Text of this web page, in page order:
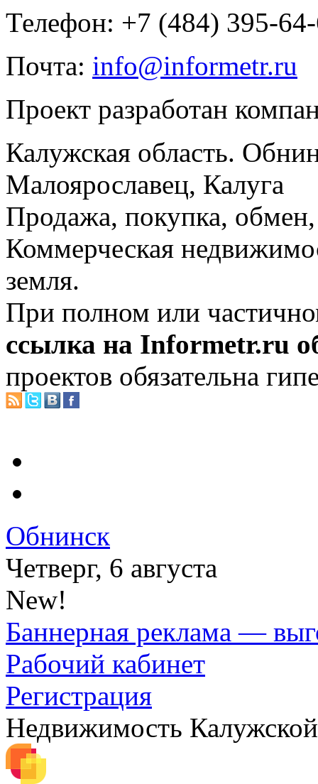
Телефон: +7 (484) 395-
Почта: info@informetr.ru
Проект разработан
Калужская область.
Малоярославец, Калуга
Продажа, покупка, обмен,
Коммерческая
земля.
При полном или
ссылка на Informetr.ru
проектов обязательна
Обнинск
Четверг, 6 августа
New!
Баннерная реклама —
Рабочий кабинет
Регистрация
Недвижимость